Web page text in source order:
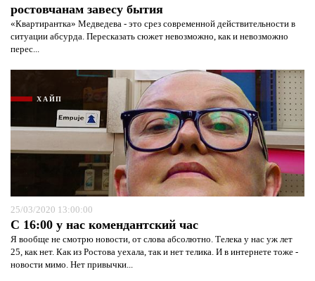
ростовчанам завесу бытия
«Квартирантка» Медведева - это срез современной действительности в
ситуации абсурда. Пересказать сюжет невозможно, как и невозможно
перес...
ХАЙП
25/03/2020 13:00:00
С 16:00 у нас комендантский час
Я вообще не смотрю новости, от слова абсолютно. Телека у нас уж лет
25, как нет. Как из Ростова уехала, так и нет телика. И в интернете тоже -
новости мимо. Нет привычки...